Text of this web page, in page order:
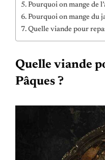
Pourquoi on mange de
Pourquoi on mange du
Quelle viande pour
Quelle viande
Pâques ?